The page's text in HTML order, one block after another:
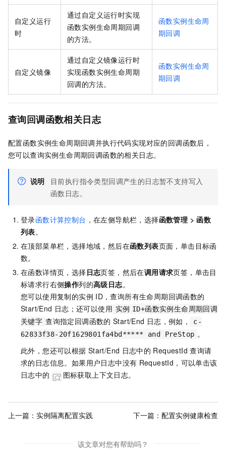
自定义运行
时
通过自定义运行时实现
函数实例生命周期回调
的方法。
函数实例生命周
期回调
自定义镜像
通过自定义镜像运行时
实现函数实例生命周期
回调的方法。
函数实例生命周
期回调
查询回调函数相关日志
配置函数实例生命周期回调并执行代码实现对应的回调函数后，
您可以查询实例生命周期回调函数的相关日志。
说明
目前执行指令类型回调产生的日志暂不支持写入
函数日志。
登录函数计算控制台 ，在左侧导航栏，选择函数管理 >函数
列表。
在顶部菜单栏，选择地域，然后在函数列表页面，单击目标函
数。
在函数详情页，选择日志页签，然后在调用请求页签，单击目
标请求行右侧操作列的高级日志。
您可以使用复制的实例 ID，查询所有生命周期回调函数的
Start/End 日志；还可以使用 实例 ID+函数实例生命周期回调
关键字 查询指定回调函数的 Start/End 日志，例如，
c-
62833f38-20f1629801fa4bd***** and PreStop 。
此外，您还可以根据 Start/End 日志中的 RequestId 查询请
求的日志信息。如果用户日志中没有 RequestId，可以单击该
日志中的
图标获取上下文日志。
上一篇： 实例隔离配置实践 下一篇： 配置实例健康检查
该文章对您有帮助吗？